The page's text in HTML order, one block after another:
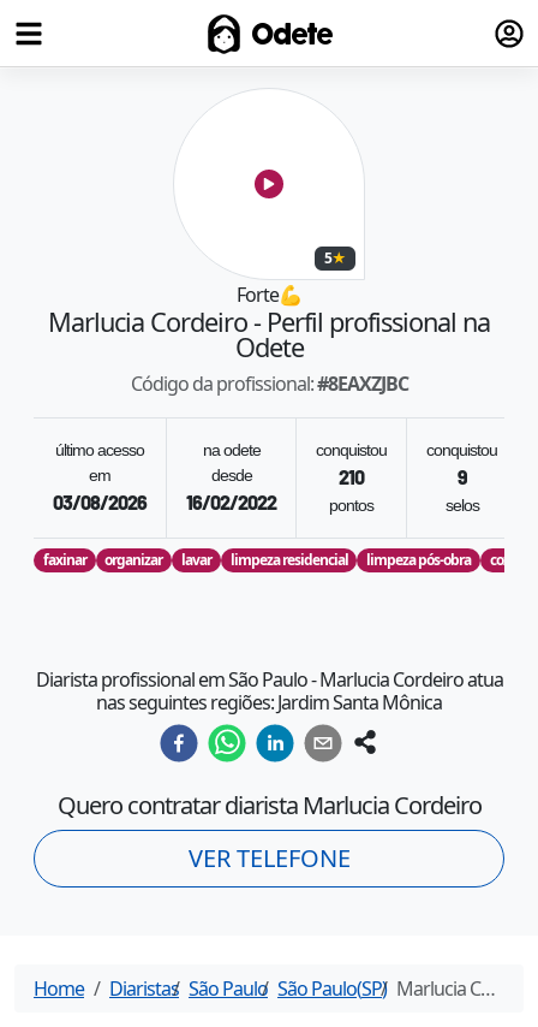
Odete
5★
Forte💪
Marlucia Cordeiro- Perfil profissional na
Odete
Código da profissional:#8EAXZJBC
último acesso
em
03/08/2026
na odete
desde
16/02/2022
conquistou
210
pontos
conquistou
9
selos
faxinar organizar lavar limpeza residencial limpeza pós-obra
Diarista profissional em São Paulo - Marlucia Cordeiro atua
nas seguintes regiões: Jardim Santa Mônica
Quero contratar diarista Marlucia Cordeiro
VER TELEFONE
Home Diaristas São Paulo São Paulo(SP) Marlucia Cordeiro